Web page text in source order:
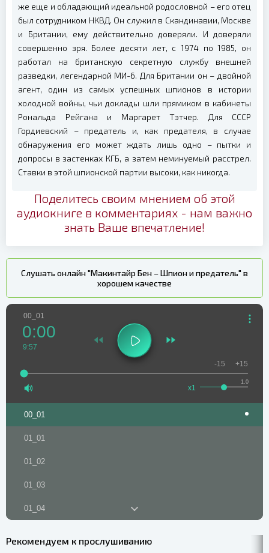
же еще и обладающий идеальной родословной – его отец
был сотрудником НКВД. Он служил в Скандинавии, Москве
и Британии, ему действительно доверяли. И доверяли
совершенно зря. Более десяти лет, с 1974 по 1985, он
работал на британскую секретную службу внешней
разведки, легендарной МИ-6. Для Британии он – двойной
агент, один из самых успешных шпионов в истории
холодной войны, чьи доклады шли прямиком в кабинеты
Рональда Рейгана и Маргарет Тэтчер. Для СССР
Гордиевский – предатель и, как предателя, в случае
обнаружения его может ждать лишь одно – пытки и
допросы в застенках КГБ, а затем неминуемый расстрел.
Ставки в этой шпионской партии высоки, как никогда.
Поделитесь своим мнением об этой
аудиокниге в комментариях - нам важно
знать Ваше впечатление!
Слушать онлайн "Макинтайр Бен – Шпион и предатель" в
хорошем качестве
00_01
0:00
9:57
1.0
x1
-15 +15
00_01
01_01
01_02
01_03
01_04
Рекомендуем к прослушиванию